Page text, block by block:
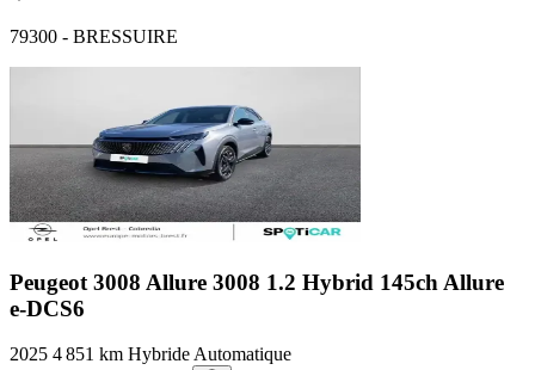
79300 - BRESSUIRE
Peugeot 3008 Allure 3008 1.2 Hybrid 145ch Allure
e-DCS6
2025 4 851 km HybrideAutomatique